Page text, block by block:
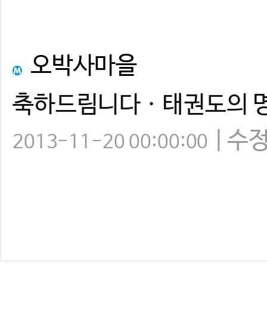
오박사마을
축하드림니다ㆍ태권도의
2013-11-20 00:00:00 수